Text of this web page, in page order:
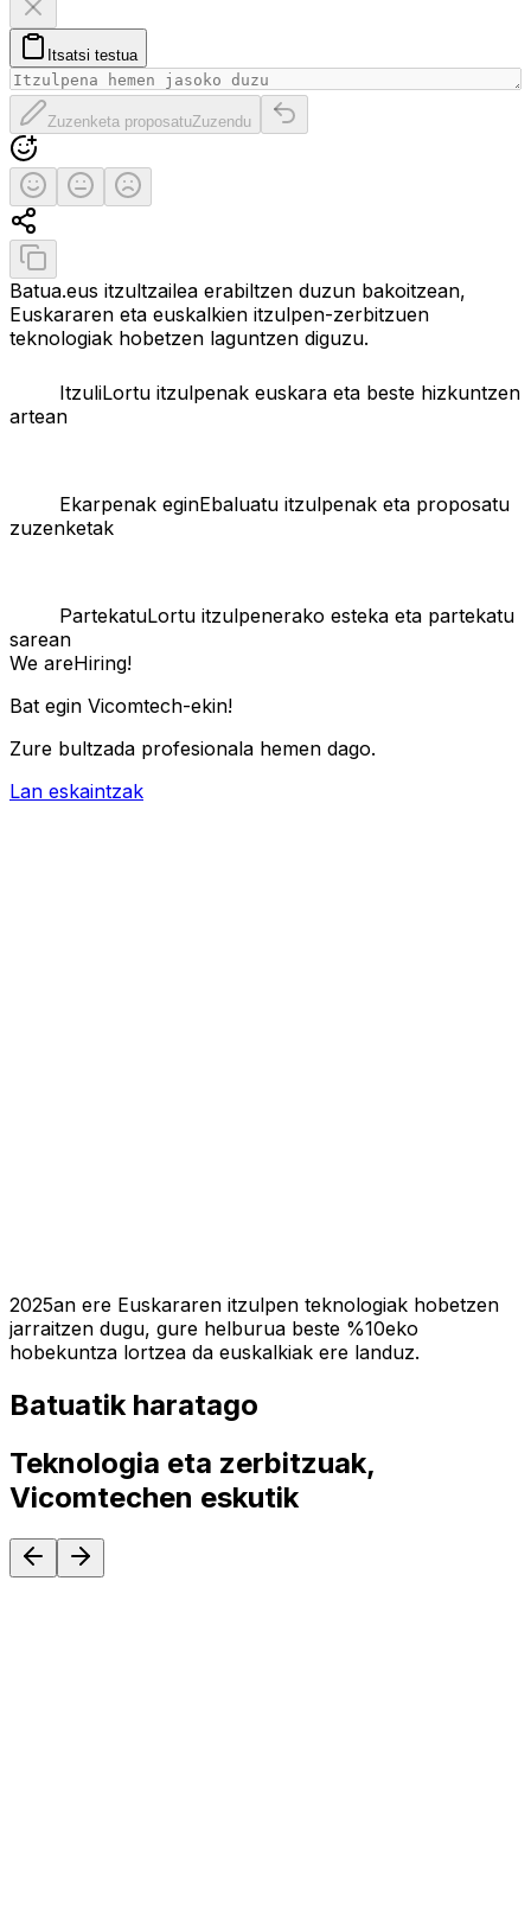
Itsatsi testua
Zuzenketa proposatu
Zuzenketa proposatuZuzendu
Itzulpen originala berrezarri
Ebaluatu itzulpena
Itzulpen onaErdipurdiItzulpen txarra
Partekatu itzulpena
Kopiatu itzulpena
Batua.eus itzultzailea erabiltzen duzun bakoitzean,
Euskararen eta euskalkien itzulpen-zerbitzuen
teknologiak hobetzen laguntzen diguzu.
ItzuliLortu itzulpenak euskara eta beste hizkuntzen
artean
Ekarpenak eginEbaluatu itzulpenak eta proposatu
zuzenketak
PartekatuLortu itzulpenerako esteka eta partekatu
sarean
We areHiring!
Bat egin Vicomtech-ekin!
Zure bultzada profesionala hemen dago.
Lan eskaintzak
2025an ere Euskararen itzulpen teknologiak hobetzen
jarraitzen dugu, gure helburua beste %10eko
hobekuntza lortzea da euskalkiak ere landuz.
Batuatik haratago
Teknologia eta zerbitzuak,
Vicomtechen eskutik